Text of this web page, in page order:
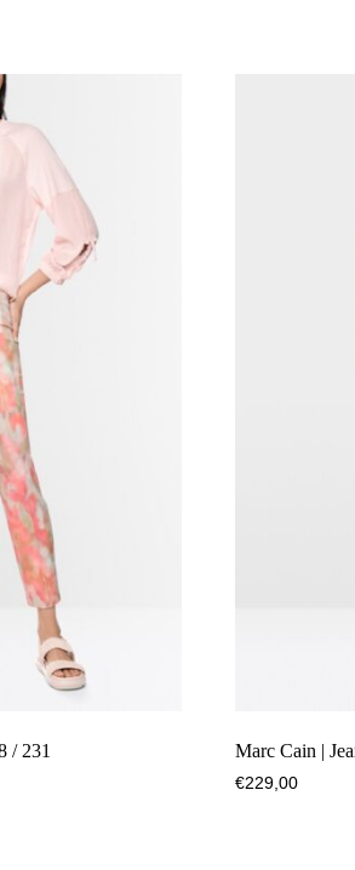
/ 231 Marc Cain |
€229,00